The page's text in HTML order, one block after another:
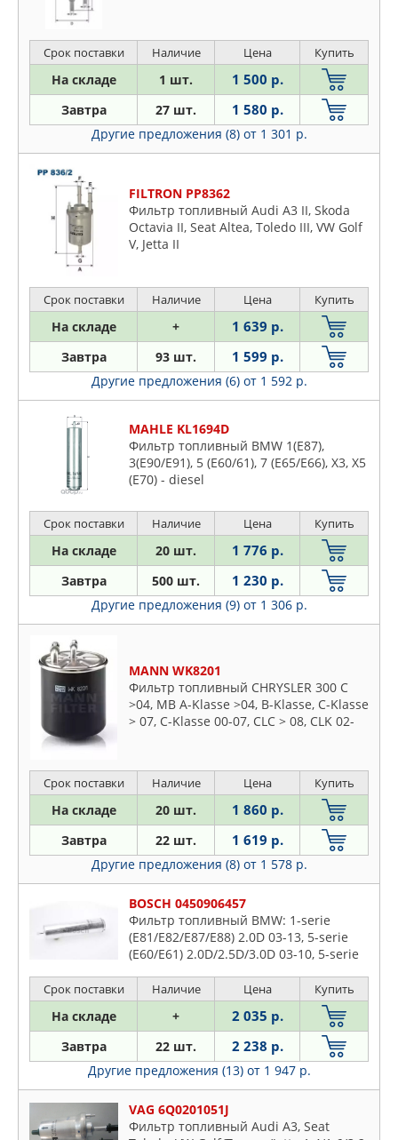
MASTERKIT
MAZDA
MEAT & DORIA
MECAFILTER
MERCEDES
METACO
METALCAUCHO
MEYLE
MFILTER
MILES
MITSUBISHI
NAC
NAKAYAMA
NEVSKY FILTER
NIPPARTS
OPEL
OSSCA
PART-ONE
PARTS MALL
PATRON
POLCAR
PORSCHE
QML
RENAULT
RUEI
SAKURA
SAMPA
SHINKO
SOFIMA
STARTVOLT
STELLOX
SUBARU
SUFIX
SUZUKI
TATSUMI
Срок поставки Наличие Цена Купить
На складе 1 шт. 1 500 р.
Завтра 27 шт. 1 580 р.
Другие предложения (8) от 1 301 р.
FILTRON PP8362
Фильтр топливный Audi A3 II, Skoda
Octavia II, Seat Altea, Toledo III, VW Golf
V, Jetta II
Срок поставки Наличие Цена Купить
На складе + 1 639 р.
Завтра 93 шт. 1 599 р.
Другие предложения (6) от 1 592 р.
MAHLE KL1694D
Фильтр топливный BMW 1(E87),
3(E90/E91), 5 (E60/61), 7 (E65/E66), X3, X5
(E70) - diesel
Срок поставки Наличие Цена Купить
На складе 20 шт. 1 776 р.
Завтра 500 шт. 1 230 р.
Другие предложения (9) от 1 306 р.
MANN WK8201
Фильтр топливный CHRYSLER 300 C
>04, MB A-Klasse >04, B-Klasse, C-Klasse
> 07, C-Klasse 00-07, CLC > 08, CLK 02-
Срок поставки Наличие Цена Купить
На складе 20 шт. 1 860 р.
Завтра 22 шт. 1 619 р.
Другие предложения (8) от 1 578 р.
BOSCH 0450906457
Фильтр топливный BMW: 1-serie
(E81/E82/E87/E88) 2.0D 03-13, 5-serie
(E60/E61) 2.0D/2.5D/3.0D 03-10, 5-serie
(E70/F15/F85) 2.0D/3.0D 07-
Срок поставки Наличие Цена Купить
На складе + 2 035 р.
Завтра 22 шт. 2 238 р.
Другие предложения (13) от 1 947 р.
VAG 6Q0201051J
Фильтр топливный Audi A3, Seat